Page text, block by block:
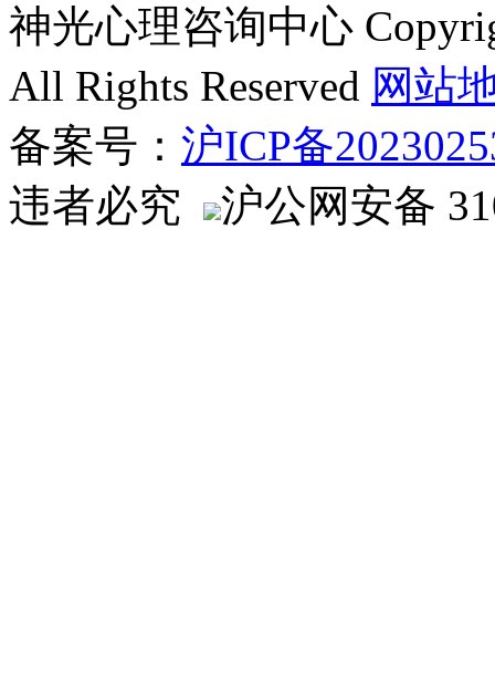
神光心理咨询中心
All Rights Reserved 网站
备案号： 沪ICP备
违者必究
沪公网安备